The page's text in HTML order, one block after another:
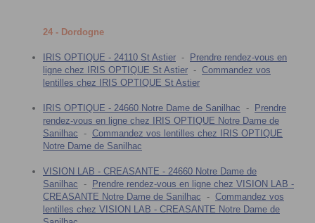
24 - Dordogne
IRIS OPTIQUE - 24110 St Astier -
Prendre rendez-vous en
ligne chez IRIS OPTIQUE St Astier - Commandez vos
lentilles chez IRIS OPTIQUE St Astier
IRIS OPTIQUE - 24660 Notre Dame de Sanilhac -
Prendre
rendez-vous en ligne chez IRIS OPTIQUE Notre Dame de
Sanilhac - Commandez vos lentilles chez IRIS OPTIQUE
Notre Dame de Sanilhac
VISION LAB - CREASANTE - 24660 Notre Dame de
Sanilhac -
Prendre rendez-vous en ligne chez VISION LAB -
CREASANTE Notre Dame de Sanilhac - Commandez vos
lentilles chez VISION LAB - CREASANTE Notre Dame de